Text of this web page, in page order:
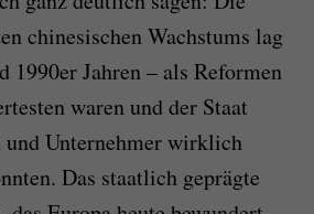
chinesischen Wachstums lag
1990er Jahren – als Reformen
waren und der Staat
und Unternehmer wirklich
Das staatlich geprägte